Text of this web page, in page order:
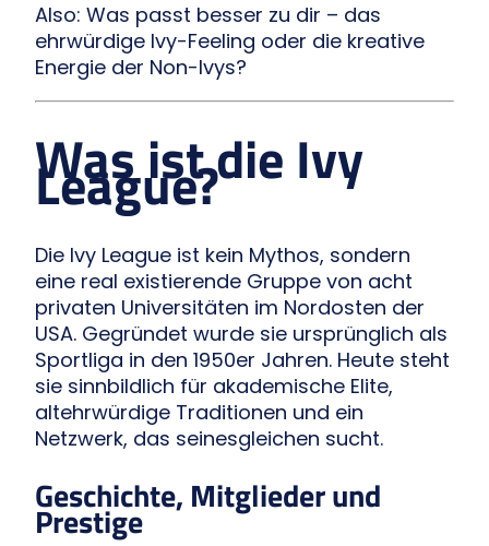
Also: Was passt besser zu dir – das
ehrwürdige Ivy-Feeling oder die kreative
Energie der Non-Ivys?
Was ist die Ivy
League?
Die Ivy League ist kein Mythos, sondern
eine real existierende Gruppe von acht
privaten Universitäten im Nordosten der
USA. Gegründet wurde sie ursprünglich als
Sportliga in den 1950er Jahren. Heute steht
sie sinnbildlich für akademische Elite,
altehrwürdige Traditionen und ein
Netzwerk, das seinesgleichen sucht.
Geschichte, Mitglieder und
Prestige